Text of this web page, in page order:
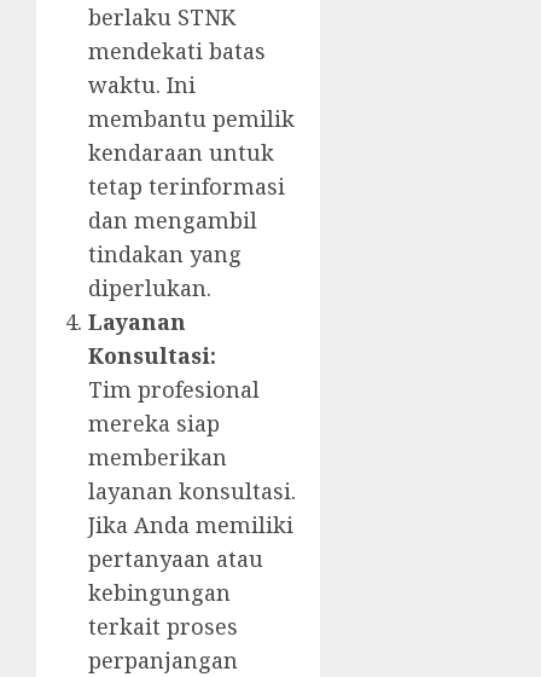
berlaku STNK
mendekati batas
waktu. Ini
membantu pemilik
kendaraan untuk
tetap terinformasi
dan mengambil
tindakan yang
diperlukan.
Layanan
Konsultasi:
Tim profesional
mereka siap
memberikan
layanan konsultasi.
Jika Anda memiliki
pertanyaan atau
kebingungan
terkait proses
perpanjangan